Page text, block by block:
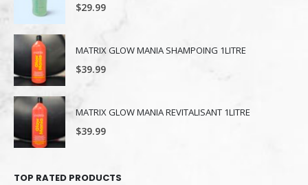
$29.99
MATRIX GLOW MANIA SHAMPOING 1LITRE
$39.99
MATRIX GLOW MANIA REVITALISANT 1LITRE
$39.99
TOP RATED PRODUCTS